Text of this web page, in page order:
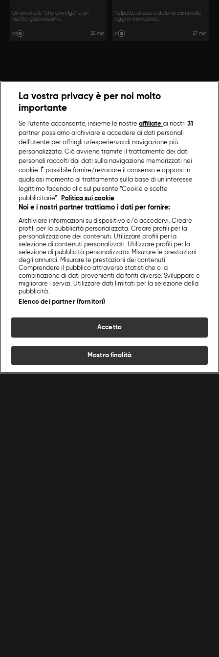
Un arvoltolo “che avvolge” e un
risotto gustosissimo..
E2 25 min
Polpette di ceci e dolci di carnevale
oggi in monastero.
E1 27 min
La vostra privacy è per noi molto
importante
Se l'utente acconsente, insieme le nostreaffiliateai nostri31
partner possiamo archiviare e accedere ai dati personali
dell'utente per offrirgli un'esperienza di navigazione più
personalizzata. Ciò avviene tramite il trattamento dei dati
personali raccolti dai dati sulla navigazione memorizzati nei
cookie. È possibile fornire/revocare il consenso e opporsi in
qualsiasi momento al trattamento sulla base di un interesse
legittimo facendo clic sul pulsante “Cookie e scelte
pubblicitarie”.
Politica sui cookie
Noi e i nostri partner trattiamo i dati per fornire:
Archiviare informazioni su dispositivo e/o accedervi. Creare
profili per la pubblicità personalizzata. Creare profili per la
personalizzazione dei contenuti. Utilizzare profili per la
selezione di contenuti personalizzati. Utilizzare profili per la
selezione di pubblicità personalizzata. Misurare le prestazioni
degli annunci. Misurare le prestazioni dei contenuti.
Comprendere il pubblico attraverso statistiche o la
combinazione di dati provenienti da fonti diverse. Sviluppare e
migliorare i servizi. Utilizzare dati limitati per la selezione della
pubblicità.
Elenco dei partner (fornitori)
Accetto
Mostra finalità